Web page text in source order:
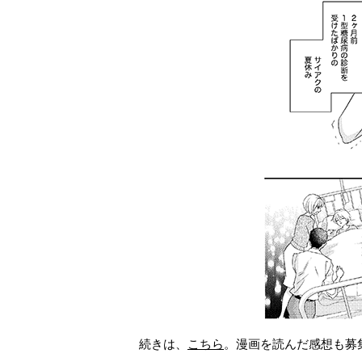
続きは、 こちら 。漫画を読んだ感想も募